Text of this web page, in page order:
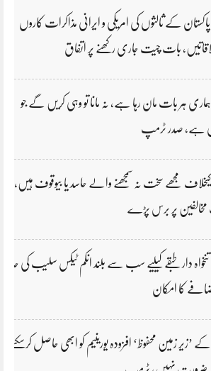
پاکستان کے ثالثوں کی امریکی و ایرانی مذاکرات کاروں
بات چیت جاری رکھنے پر اتفاق
ہر بات مان رہا ہے، نہ مانا تو وہی کریں گے جو
ہے، صدر ٹرمپ
مجھے سخت نہ سمجھنے والے حاسد یا بیوقوف ہیں،
پر برس پڑے
دار طبقے کیلیے سب سے بلند انکم ٹیکس سلیب کی حد
کا امکان
’زیر زمین محفوظ‘ افزودہ یورینیم کو ابھی حاصل کرسکتے
ضرورت نہیں، ٹرمپ